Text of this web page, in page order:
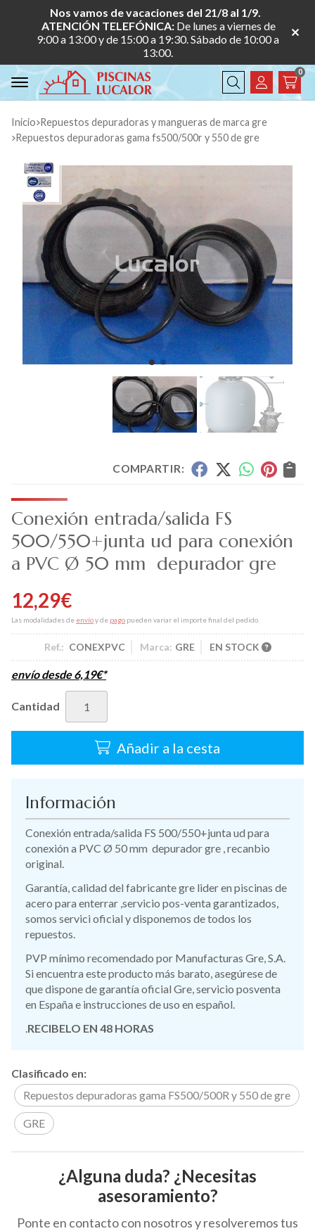
Nos vamos de vacaciones del 21/8 al 1/9.
ATENCIÓN TELEFÓNICA: De lunes a viernes de
9:00 a 13:00 y de 15:00 a 19:30. Sábado de 10:00 a
13:00.
Buscar
0
Inicio
repuestos depuradoras y mangueras de marca gre
repuestos depuradoras gama fs500/500r y 550 de gre
COMPARTIR:
Conexión entrada/salida FS
500/550+junta ud para conexión
a PVC Ø 50 mm depurador gre
12,29€
Las modalidades de envíoy de pago pueden variar el importe final del pedido.
Ref.: CONEXPVC Marca: GRE EN STOCK
envío desde6,19€*
Cantidad
Añadir a la cesta
Información
Conexión entrada/salida FS 500/550+junta ud para
conexión a PVC Ø 50 mm depurador gre , recanbio
original.
Garantía, calidad del fabricante gre lider en piscinas de
acero para enterrar ,servicio pos-venta garantizados,
somos servici oficial y disponemos de todos los
repuestos.
PVP mínimo recomendado por Manufacturas Gre, S.A.
Si encuentra este producto más barato, asegúrese de
que dispone de garantía oficial Gre, servicio posventa
en España e instrucciones de uso en español.
RECIBELO EN 48 HORAS
Clasificado en:
Repuestos depuradoras gama FS500/500R y 550 de gre
GRE
¿Alguna duda? ¿Necesitas
asesoramiento?
Ponte en contacto con nosotros y resolveremos tus